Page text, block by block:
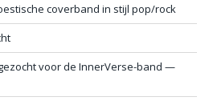
coverband in stijl pop/rock
voor de InnerVerse-band —